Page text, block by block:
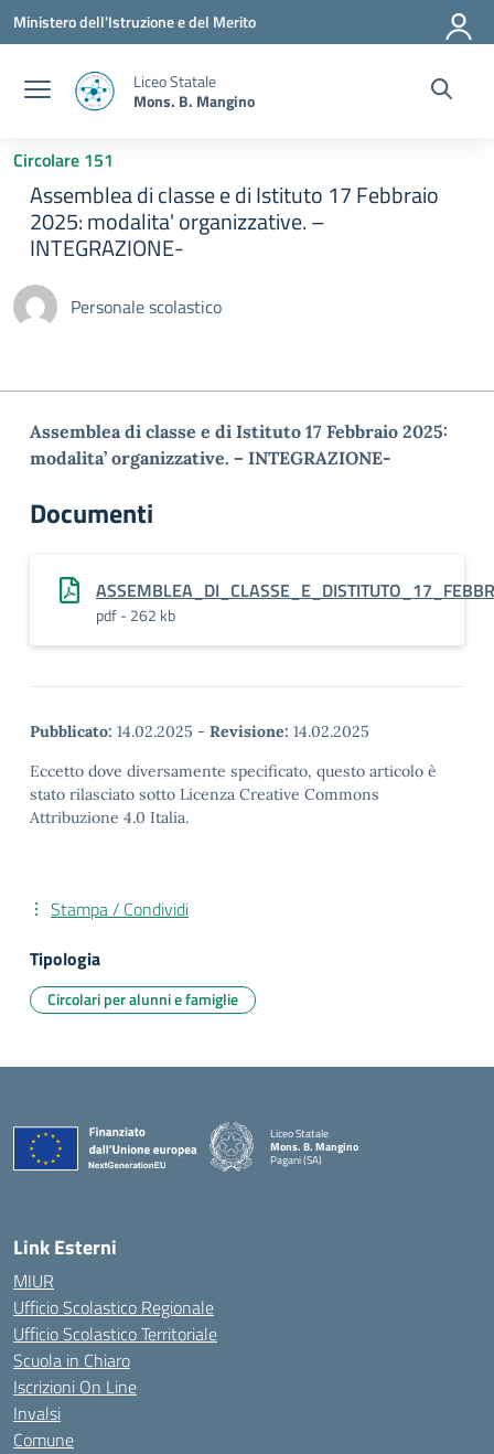
Vai ai contenuti
Vai al menu di navigazione
Vai al footer
Ministero dell'Istruzione e del Merito
Liceo Statale
Mons. B. Mangino
Circolare 151
Assemblea di classe e di Istituto 17 Febbraio
2025: modalita' organizzative. –
INTEGRAZIONE-
Personale scolastico
Assemblea di classe e di Istituto 17 Febbraio 2025:
modalita’ organizzative. – INTEGRAZIONE-
Documenti
pdf - 262 kb
Pubblicato: 14.02.2025 - Revisione: 14.02.2025
Eccetto dove diversamente specificato, questo articolo è
stato rilasciato sotto Licenza Creative Commons
Attribuzione 4.0 Italia.
Stampa / Condividi
Tipologia
Circolari per alunni e famiglie
Liceo Statale
Mons. B. Mangino
Pagani (SA)
— Visita la pagina iniziale della scuola
Link Esterni
MIUR
Ufficio Scolastico Regionale
Ufficio Scolastico Territoriale
Scuola in Chiaro
Iscrizioni On Line
Invalsi
Comune